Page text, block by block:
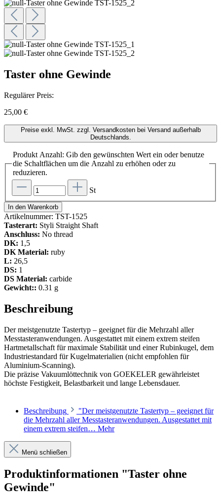
Taster ohne Gewinde
Regulärer Preis:
25,00 €
Preise exkl. MwSt. zzgl. Versandkosten bei Versand außerhalb
Deutschlands.
Produkt Anzahl: Gib den gewünschten Wert ein oder benutze
die Schaltflächen um die Anzahl zu erhöhen oder zu
reduzieren.
St
In den Warenkorb
Artikelnummer: TST-1525
Tasterart: Styli Straight Shaft
Anschluss: No thread
DK: 1,5
DK Material: ruby
L: 26,5
DS: 1
DS Material: carbide
Gewicht:: 0.31 g
Beschreibung
Der meistgenutzte Tastertyp – geeignet für die Mehrzahl aller
Messtasteranwendungen. Ausgestattet mit einem extrem steifen
Hartmetallschaft für maximale Stabilität und einer Rubinkugel, dem
Industriestandard für Kugelmaterialien (nicht empfohlen für
Aluminium-Scanning).
Die präzise Vakuumlöttechnik von GOEKELER gewährleistet
höchste Festigkeit, Belastbarkeit und lange Lebensdauer.
Beschreibung
"Der meistgenutzte Tastertyp – geeignet für
die Mehrzahl aller Messtasteranwendungen. Ausgestattet mit
einem extrem steifen… Mehr
Menü schließen
Produktinformationen "Taster ohne
Gewinde"